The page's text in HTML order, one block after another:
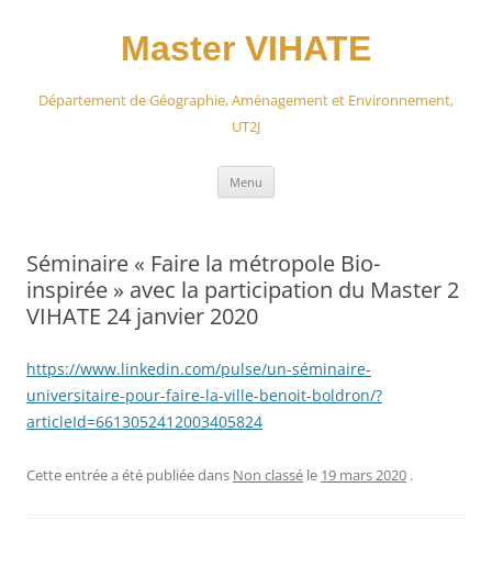
Master VIHATE
Département de Géographie, Aménagement et Environnement,
UT2J
Menu
Séminaire « Faire la métropole Bio-
inspirée » avec la participation du Master 2
VIHATE 24 janvier 2020
https://www.linkedin.com/pulse/un-séminaire-
universitaire-pour-faire-la-ville-benoit-boldron/?
articleId=6613052412003405824
Cette entrée a été publiée dans Non classé le 19 mars 2020 .